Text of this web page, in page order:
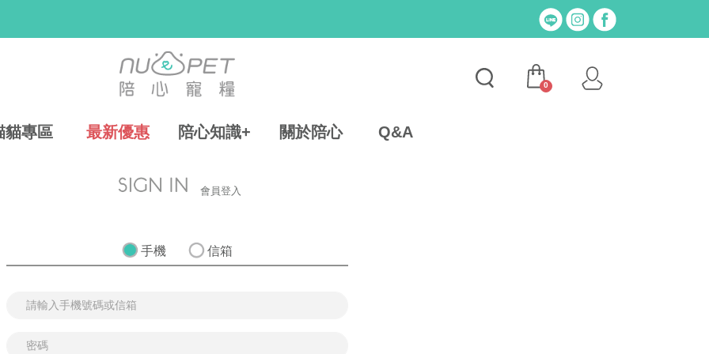
貓專區 最新優惠 陪心知識+ 關於陪心 Q&A
0
會員登入
手機 信箱